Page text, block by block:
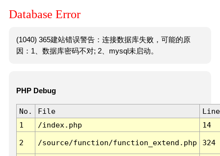
Database Error
(1040) 365建站错误警告：连接数据库失败，可能的原
因：1、数据库密码不对; 2、mysql未启动。
PHP Debug
No. File
Line
1
/index.php 14
2 /source/function/function_extend.php 324